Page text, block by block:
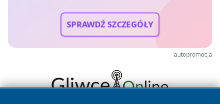
SPRAWDŹ SZCZEGÓŁY
autopromocja